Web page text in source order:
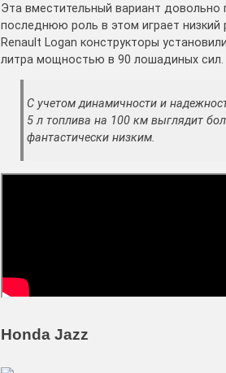
Эта вместительный вариант довольно
последнюю роль в этом играет низкий
Renault Logan конструкторы
литра мощностью в 90 лошадиных сил.
С учетом динамичности и
5 л топлива на 100 км выглядит
фантастически низким.
Honda Jazz